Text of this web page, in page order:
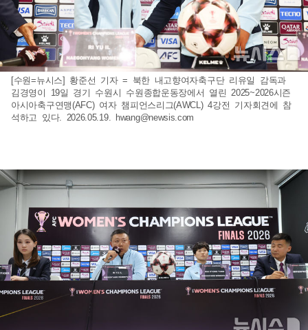
[수원=뉴시스] 황준선 기자 = 북한 내고향여자축구단 리유일 감독과
김경영이 19일 경기 수원시 수원종합운동장에서 열린 2025~2026시즌
아시아축구연맹(AFC) 여자 챔피언스리그(AWCL) 4강전 기자회견에 참
석하고 있다. 2026.05.19. hwang@newsis.com